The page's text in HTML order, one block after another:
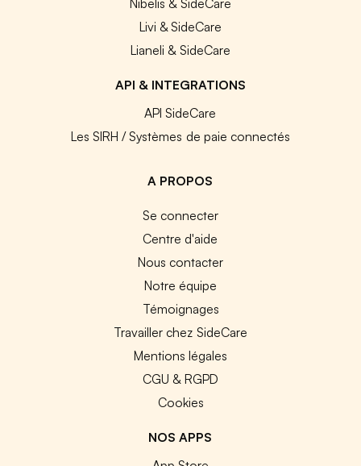
Livi & SideCare
Lianeli & SideCare
API & INTEGRATIONS
API SideCare
Les SIRH / Systèmes de paie connectés
A PROPOS
Se connecter
Centre d'aide
Nous contacter
Notre équipe
Témoignages
Travailler chez SideCare
Mentions légales
CGU & RGPD
Cookies
NOS APPS